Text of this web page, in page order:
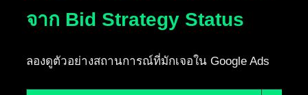
จาก Bid Strategy Status
ลองดูตัวอย่างสถานการณ์ที่มักเจอใน Google Ads